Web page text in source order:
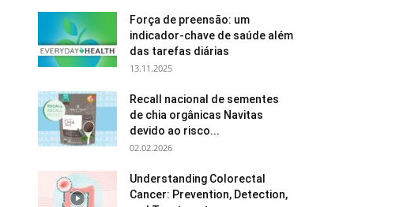
Força de preensão: um
indicador-chave de saúde além
das tarefas diárias
13.11.2025
Recall nacional de sementes
de chia orgânicas Navitas
devido ao risco...
02.02.2026
Understanding Colorectal
Cancer: Prevention, Detection,